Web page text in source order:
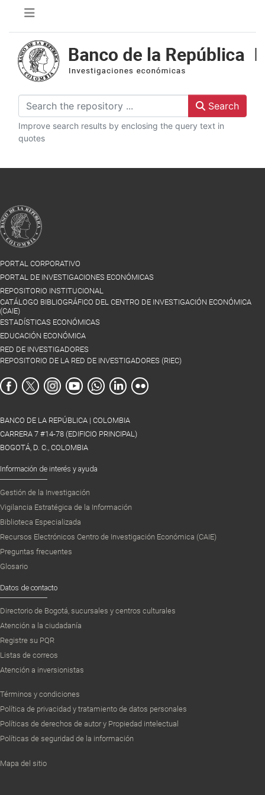
Search
Improve search results by enclosing the query text in
quotes
PORTAL CORPORATIVO
PORTAL DE INVESTIGACIONES ECONÓMICAS
REPOSITORIO INSTITUCIONAL
CATÁLOGO BIBLIOGRÁFICO DEL CENTRO DE INVESTIGACIÓN ECONÓMICA
(CAIE)
ESTADÍSTICAS ECONÓMICAS
EDUCACIÓN ECONÓMICA
RED DE INVESTIGADORES
REPOSITORIO DE LA RED DE INVESTIGADORES (RIEC)
BANCO DE LA REPÚBLICA | COLOMBIA
CARRERA 7 #14-78 (EDIFICIO PRINCIPAL)
BOGOTÁ, D. C., COLOMBIA
Información de interés y ayuda
Gestión de la Investigación
Vigilancia Estratégica de la Información
Biblioteca Especializada
Recursos Electrónicos Centro de Investigación Económica (CAIE)
Preguntas frecuentes
Glosario
Datos de contacto
Directorio de Bogotá, sucursales y centros culturales
Atención a la ciudadanía
Registre su PQR
Listas de correos
Atención a inversionistas
Términos y condiciones
Política de privacidad y tratamiento de datos personales
Políticas de derechos de autor y Propiedad intelectual
Políticas de seguridad de la información
Mapa del sitio